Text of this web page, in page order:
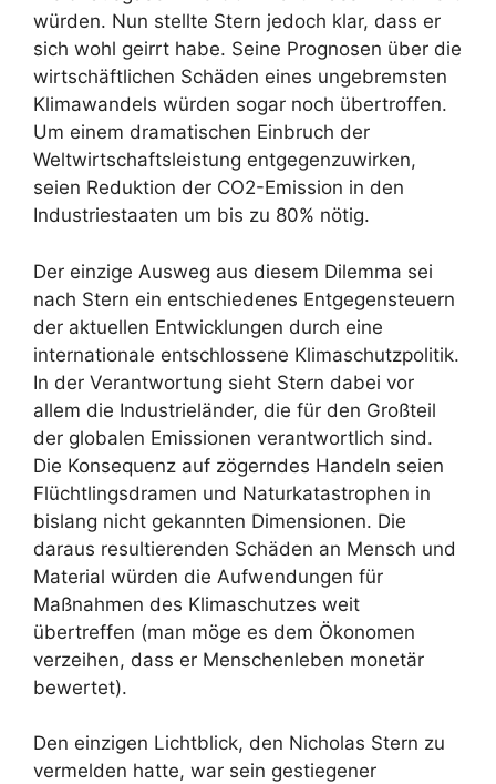
würden. Nun stellte Stern jedoch klar, dass er
sich wohl geirrt habe. Seine Prognosen über die
wirtschäftlichen Schäden eines ungebremsten
Klimawandels würden sogar noch übertroffen.
Um einem dramatischen Einbruch der
Weltwirtschaftsleistung entgegenzuwirken,
seien Reduktion der CO2-Emission in den
Industriestaaten um bis zu 80% nötig.
Der einzige Ausweg aus diesem Dilemma sei
nach Stern ein entschiedenes Entgegensteuern
der aktuellen Entwicklungen durch eine
internationale entschlossene Klimaschutzpolitik.
In der Verantwortung sieht Stern dabei vor
allem die Industrieländer, die für den Großteil
der globalen Emissionen verantwortlich sind.
Die Konsequenz auf zögerndes Handeln seien
Flüchtlingsdramen und Naturkatastrophen in
bislang nicht gekannten Dimensionen. Die
daraus resultierenden Schäden an Mensch und
Material würden die Aufwendungen für
Maßnahmen des Klimaschutzes weit
übertreffen (man möge es dem Ökonomen
verzeihen, dass er Menschenleben monetär
bewertet).
Den einzigen Lichtblick, den Nicholas Stern zu
vermelden hatte, war sein gestiegener